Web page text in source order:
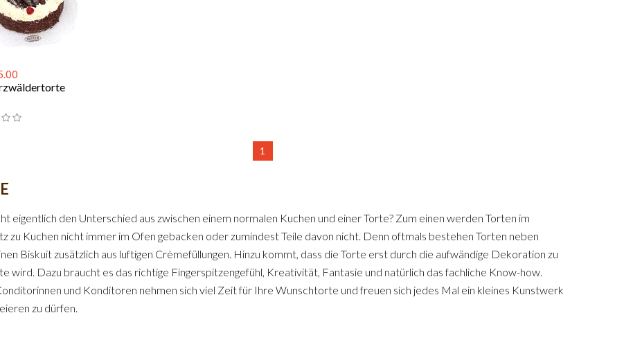
1
eigentlich den Unterschied aus zwischen einem normalen Kuchen und einer Torte? Zum einen werden Torten im
zu Kuchen nicht immer im Ofen gebacken oder zumindest Teile davon nicht. Denn oftmals bestehen Torten neben
Biskuit zusätzlich aus luftigen Crèmefüllungen. Hinzu kommt, dass die Torte erst durch die aufwändige Dekoration zu
wird. Dazu braucht es das richtige Fingerspitzengefühl, Kreativität, Fantasie und natürlich das fachliche Know-how.
und Konditoren nehmen sich viel Zeit für Ihre Wunschtorte und freuen sich jedes Mal ein kleines Kunstwerk
zu dürfen.